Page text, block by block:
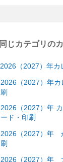
同じカテゴリの
2026（2027）年カ
2026（2027）年
刷
2026（2027）年
ード・印刷
2026（2027）年
刷
2026（2027）年